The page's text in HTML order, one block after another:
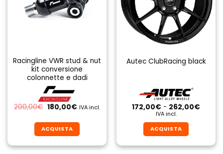
Racingline VWR stud & nut
kit conversione
colonnette e dadi
200,00€ Il
prezzo
era:
200,00€.
180,00€Il
è:
180,00€.
IVA incl.
ACQUISTA
prodotto
Autec ClubRacing black
172,00€ - 262,00€Fascia
IVA incl.
ACQUISTA
prodotto